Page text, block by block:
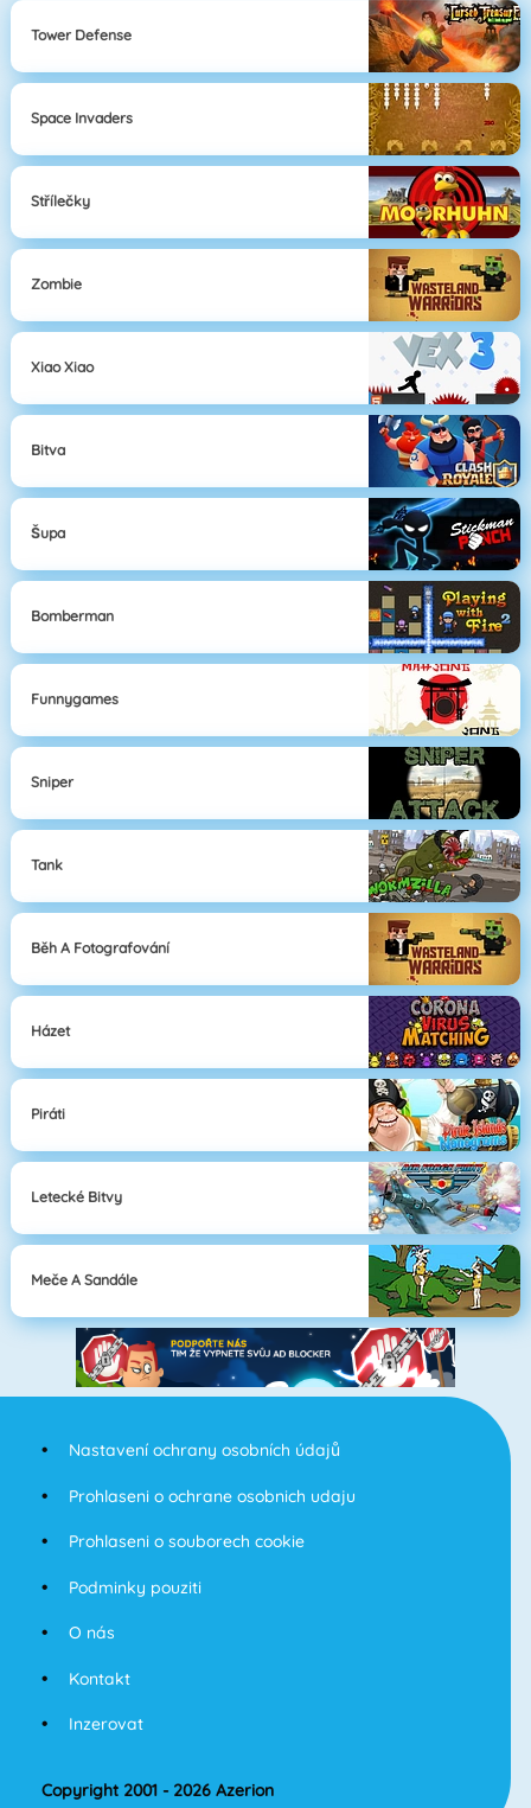
Tower Defense
Space Invaders
Střílečky
Zombie
Xiao Xiao
Bitva
Šupa
Bomberman
Funnygames
Sniper
Tank
Běh A Fotografování
Házet
Piráti
Letecké Bitvy
Meče A Sandále
Nastavení ochrany osobních údajů
Prohlaseni o ochrane osobnich udaju
Prohlaseni o souborech cookie
Podminky pouziti
O nás
Kontakt
Inzerovat
Copyright 2001 - 2026 Azerion